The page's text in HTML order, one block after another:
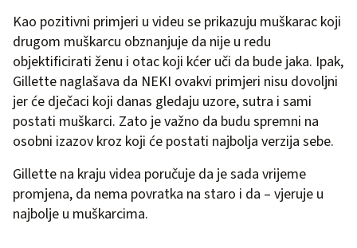
Kao pozitivni primjeri u videu se prikazuju muškarac koji
drugom muškarcu obznanjuje da nije u redu
objektificirati ženu i otac koji kćer uči da bude jaka. Ipak,
Gillette naglašava da NEKI ovakvi primjeri nisu dovoljni
jer će dječaci koji danas gledaju uzore, sutra i sami
postati muškarci. Zato je važno da budu spremni na
osobni izazov kroz koji će postati najbolja verzija sebe.
Gillette na kraju videa poručuje da je sada vrijeme
promjena, da nema povratka na staro i da – vjeruje u
najbolje u muškarcima.